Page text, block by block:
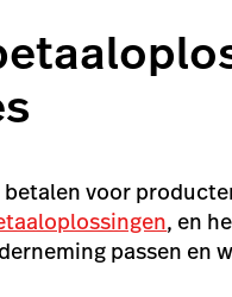
voor
, en
passen en